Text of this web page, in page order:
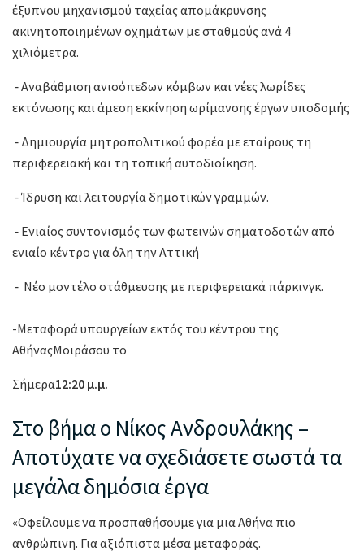
έξυπνου μηχανισμού ταχείας απομάκρυνσης
ακινητοποιημένων οχημάτων με σταθμούς ανά 4
χιλιόμετρα.
⁃ Αναβάθμιση ανισόπεδων κόμβων και νέες λωρίδες
εκτόνωσης και άμεση εκκίνηση ωρίμανσης έργων υποδομής
⁃ Δημιουργία μητροπολιτικού φορέα με εταίρους τη
περιφερειακή και τη τοπική αυτοδιοίκηση.
⁃ Ίδρυση και λειτουργία δημοτικών γραμμών.
⁃ Ενιαίος συντονισμός των φωτεινών σηματοδοτών από
ενιαίο κέντρο για όλη την Αττική
⁃ Νέο μοντέλο στάθμευσης με περιφερειακά πάρκινγκ.
-Μεταφορά υπουργείων εκτός του κέντρου της
ΑθήναςΜοιράσου το
Σήμερα12:20 μ.μ.
Στο βήμα ο Νίκος Ανδρουλάκης –
Αποτύχατε να σχεδιάσετε σωστά τα
μεγάλα δημόσια έργα
«Οφείλουμε να προσπαθήσουμε για μια Αθήνα πιο
ανθρώπινη. Για αξιόπιστα μέσα μεταφοράς.